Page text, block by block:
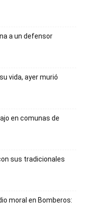
a un defensor
vida, ayer murió
en comunas de
sus tradicionales
moral en Bomberos: